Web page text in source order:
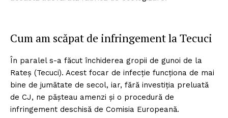
Cum am scăpat de infringement la Tecuci
În paralel s-a făcut închiderea gropii de gunoi de la
Rateș (Tecuci). Acest focar de infecție funcționa de mai
bine de jumătate de secol, iar, fără investiția preluată
de CJ, ne pășteau amenzi și o procedură de
infringement deschisă de Comisia Europeană.